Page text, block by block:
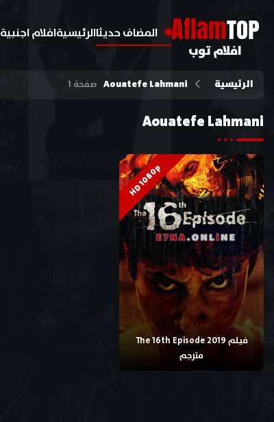
AflamTOP
افلام توب
المضاف حديثاالرئيسيةافلام اجنبية
الرئيسية Aouatefe Lahmani صفحة 1
Aouatefe Lahmani
HD 1080p
فيلم The 16th Episode 2019
مترجم